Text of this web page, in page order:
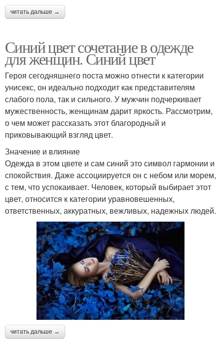
читать дальше →
Синий цвет сочетание в одежде
для женщин. Синий цвет
Героя сегодняшнего поста можно отнести к категории
унисекс, он идеально подходит как представителям
слабого пола, так и сильного. У мужчин подчеркивает
мужественность, женщинам дарит яркость. Рассмотрим,
о чем может рассказать этот благородный и
приковывающий взгляд цвет.
Значение и влияние
Одежда в этом цвете и сам синий это символ гармонии и
спокойствия. Даже ассоциируется он с небом или морем,
с тем, что успокаивает. Человек, который выбирает этот
цвет, относится к категории уравновешенных,
ответственных, аккуратных, вежливых, надежных людей.
читать дальше →